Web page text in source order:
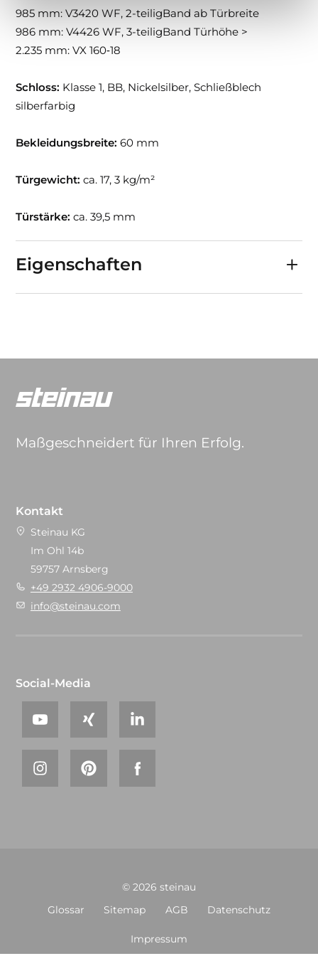
985 mm: V3420 WF, 2-teiligBand ab Türbreite
986 mm: V4426 WF, 3-teiligBand Türhöhe >
2.235 mm: VX 160‑18
Schloss: Klasse 1, BB, Nickelsilber, Schließblech
silberfarbig
Bekleidungsbreite: 60 mm
Türgewicht:ca. 17, 3 kg/m²
Türstärke: ca. 39,5 mm
Eigenschaften
Maßgeschneidert für Ihren Erfolg.
Kontakt
Steinau KG
Im Ohl 14b
59757 Arnsberg
+49 2932 4906-9000
info@steinau.com
Social-Media
© 2026 steinau
Glossar Sitemap AGB Datenschutz
Impressum